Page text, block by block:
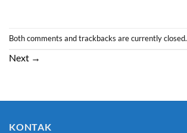
Both comments and trackbacks are currently closed.
Next →
KONTAK